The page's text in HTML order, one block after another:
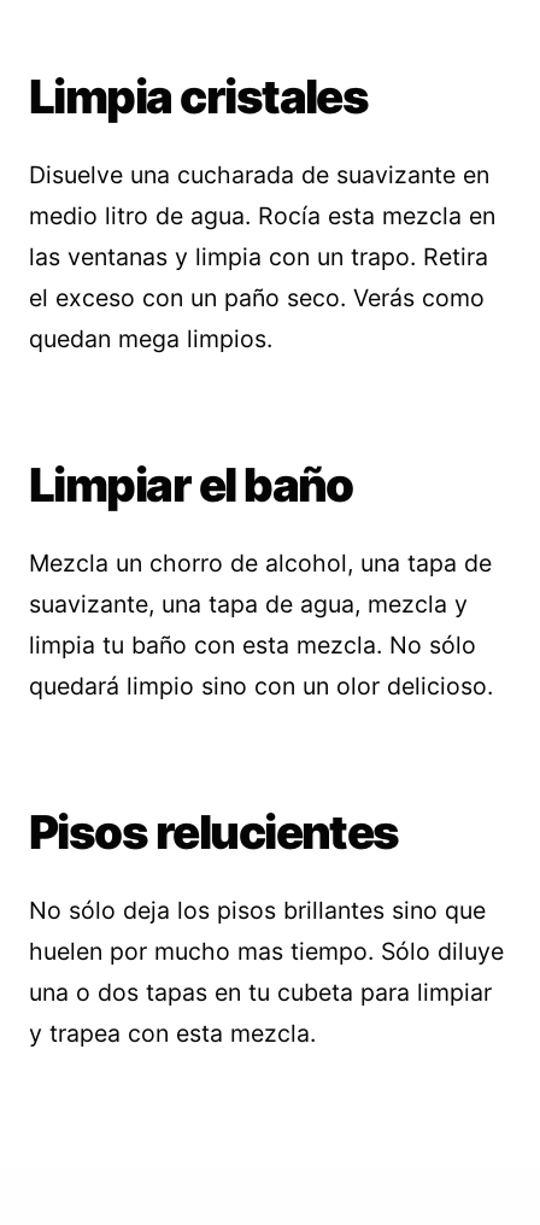
Limpia cristales
Disuelve una cucharada de suavizante en
medio litro de agua. Rocía esta mezcla en
las ventanas y limpia con un trapo. Retira
el exceso con un paño seco. Verás como
quedan mega limpios.
Limpiar el baño
Mezcla un chorro de alcohol, una tapa de
suavizante, una tapa de agua, mezcla y
limpia tu baño con esta mezcla. No sólo
quedará limpio sino con un olor delicioso.
Pisos relucientes
No sólo deja los pisos brillantes sino que
huelen por mucho mas tiempo. Sólo diluye
una o dos tapas en tu cubeta para limpiar
y trapea con esta mezcla.